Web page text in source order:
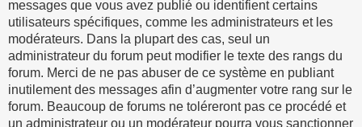
messages que vous avez publié ou identifient certains
utilisateurs spécifiques, comme les administrateurs et les
modérateurs. Dans la plupart des cas, seul un
administrateur du forum peut modifier le texte des rangs du
forum. Merci de ne pas abuser de ce système en publiant
inutilement des messages afin d’augmenter votre rang sur le
forum. Beaucoup de forums ne toléreront pas ce procédé et
un administrateur ou un modérateur pourra vous sanctionner